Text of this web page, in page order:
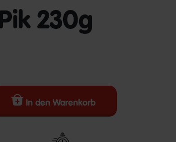
230g
In den Warenkorb